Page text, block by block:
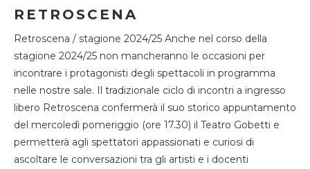
RETROSCENA
Retroscena / stagione 2024/25 Anche nel corso della
stagione 2024/25 non mancheranno le occasioni per
incontrare i protagonisti degli spettacoli in programma
nelle nostre sale. Il tradizionale ciclo di incontri a ingresso
libero Retroscena confermerà il suo storico appuntamento
del mercoledì pomeriggio (ore 17.30) il Teatro Gobetti e
permetterà agli spettatori appassionati e curiosi di
ascoltare le conversazioni tra gli artisti e i docenti